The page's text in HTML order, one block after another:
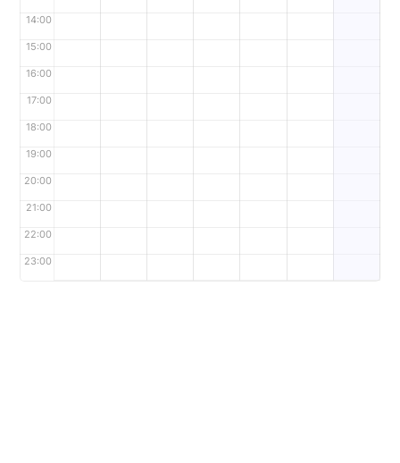
14:00
15:00
16:00
17:00
18:00
19:00
20:00
21:00
22:00
23:00